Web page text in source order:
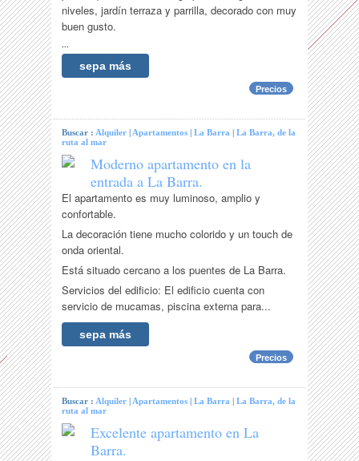
niveles, jardín terraza y parrilla, decorado con muy
buen gusto.
...
sepa más
Precios
Buscar :Alquiler |Apartamentos |La Barra |La Barra, de la
ruta al mar
Moderno apartamento en la
entrada a La Barra.
El apartamento es muy luminoso, amplio y
confortable.
La decoración tiene mucho colorido y un touch de
onda oriental.
Está situado cercano a los puentes de La Barra.
Servicios del edificio: El edificio cuenta con
servicio de mucamas, piscina externa para...
sepa más
Precios
Buscar :Alquiler |Apartamentos |La Barra |La Barra, de la
ruta al mar
Excelente apartamento en La
Barra.